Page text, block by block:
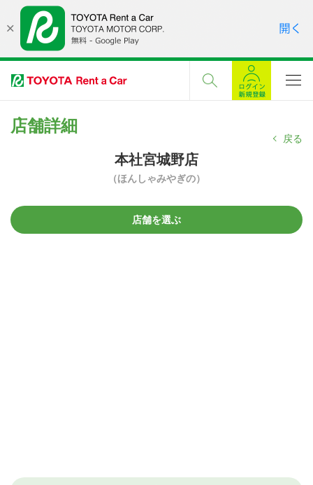
店舗詳細
戻る
本社宮城野店
（ほんしゃみやぎの）
店舗を選ぶ